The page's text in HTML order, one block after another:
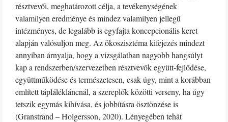
résztvevői, meghatározott célja, a tevékenységének
valamilyen eredménye és mindez valamilyen jellegű
intézményes, de legalább is egyfajta koncepcionális keret
alapján valósuljon meg. Az ökoszisztéma kifejezés mindezt
annyiban árnyalja, hogy a vizsgálatban nagyobb hangsúlyt
kap a rendszerben/szervezetben résztvevők együtt-fejlődése,
együttműködése és természetesen, csak úgy, mint a korábban
említett táplálékláncnál, a szereplők közötti verseny, ha úgy
tetszik egymás kihívása, és jobbításra ösztönzése is
(Granstrand – Holgersson, 2020). Lényegében tehát